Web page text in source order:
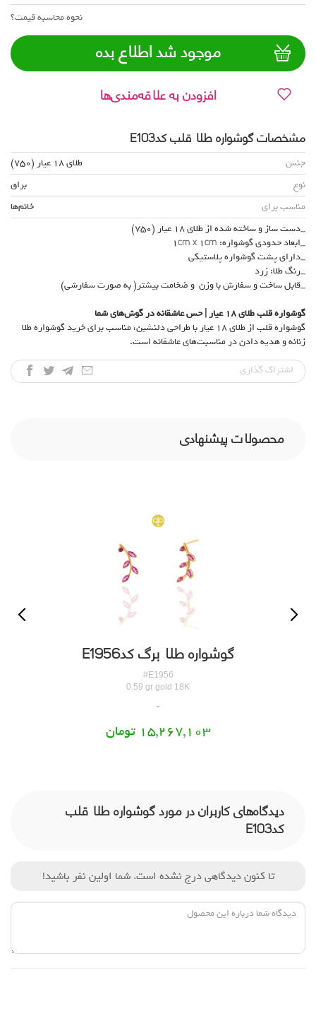
نحوه محاسبه قیمت؟
موجود شد اطلاع بده
افزودن به علاقه‌مندی‌ها
مشخصات گوشواره طلا قلب کدE103
جنس
طلای 18 عیار (750)
نوع
براق
مناسب برای
خانم‌ها
_دست ساز و ساخته شده از طلای 18 عیار (750)
_ابعاد حدودی گوشواره: 1cm x 1cm
_دارای پشت گوشواره پلاستیکی
_رنگ طلا: زرد
_قابل ساخت و سفارش با وزن و ضخامت بیشتر( به صورت سفارشی)
گوشواره قلب طلای۱۸ عیار | حس عاشقانه در گوش‌های شما
گوشواره قلب از طلای ۱۸ عیار با طراحی دلنشین، مناسب برای خرید گوشواره طلا
زنانه و هدیه دادن در مناسبت‌های عاشقانه است.
اشتراک‌ گذاری
محصولات پیشنهادی
گوشواره طلا برگ کدE1956
#E1956
0.59 gr gold 18K
15,267,103 تومان
دیدگاه‌های کاربران در مورد گوشواره طلا قلب
کدE103
تا کنون دیدگاهی درج نشده است. شما اولین نفر باشید!